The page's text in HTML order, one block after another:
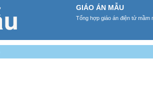
GIÁO ÁN MẪU
Tổng hợp giáo án điện tử mầm